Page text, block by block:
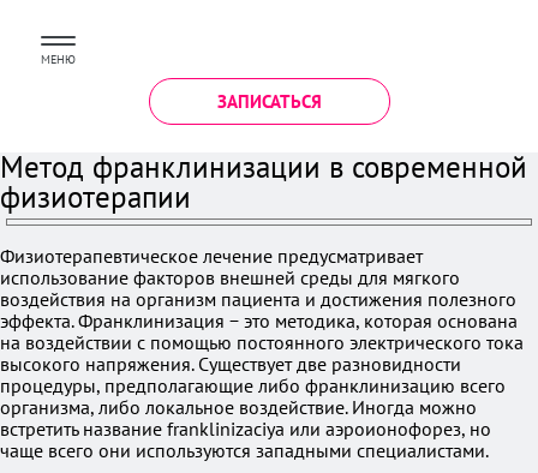
МЕНЮ
ЗАПИСАТЬСЯ
Метод франклинизации в современной
физиотерапии
Физиотерапевтическое лечение предусматривает
использование факторов внешней среды для мягкого
воздействия на организм пациента и достижения полезного
эффекта. Франклинизация − это методика, которая основана
на воздействии с помощью постоянного электрического тока
высокого напряжения. Существует две разновидности
процедуры, предполагающие либо франклинизацию всего
организма, либо локальное воздействие. Иногда можно
встретить название franklinizaciya или аэроионофорез, но
чаще всего они используются западными специалистами.